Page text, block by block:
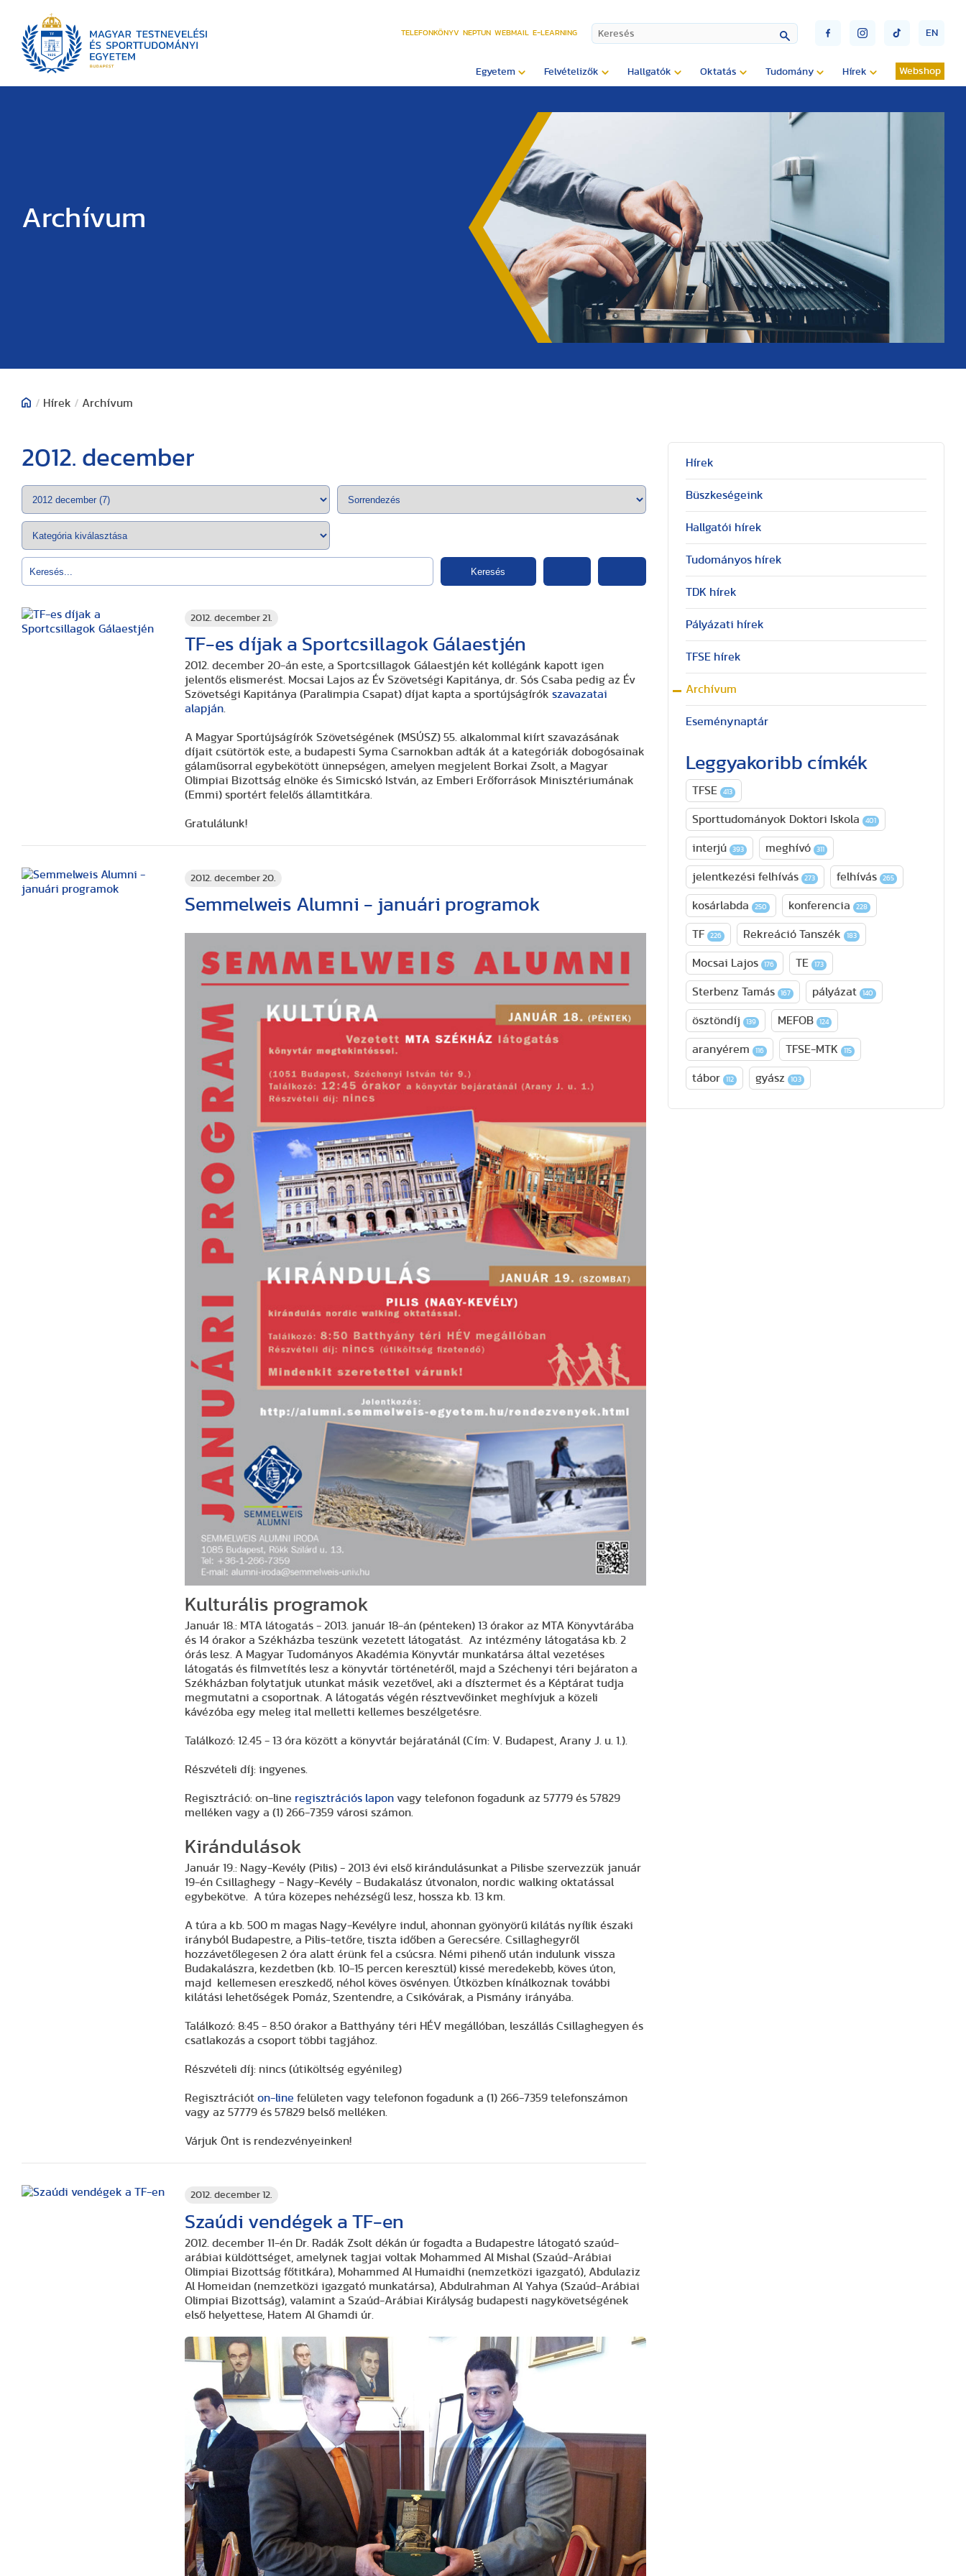
TELEFONKÖNYV NEPTUN WEBMAIL E-LEARNING EN
Egyetem Felvételizők Hallgatók Oktatás Tudomány Hírek Webshop
Archívum
/ Hírek / Archívum
2012. december
Keresés
2012. december 21.
TF-es díjak a Sportcsillagok Gálaestjén
2012. december 20-án este, a Sportcsillagok Gálaestjén két kollégánk kapott igen
jelentős elismerést. Mocsai Lajos az Év Szövetségi Kapitánya, dr. Sós Csaba pedig az Év
Szövetségi Kapitánya (Paralimpia Csapat) díjat kapta a sportújságírókszavazatai
alapján
A Magyar Sportújságírók Szövetségének (MSÚSZ) 55. alkalommal kiírt szavazásának
díjait csütörtök este, a budapesti Syma Csarnokban adták át a kategóriák dobogósainak
gálaműsorral egybekötött ünnepségen, amelyen megjelent Borkai Zsolt, a Magyar
Olimpiai Bizottság elnöke és Simicskó István, az Emberi Erőforrások Minisztériumának
(Emmi) sportért felelős államtitkára.
Gratulálunk!
2012. december 20.
Semmelweis Alumni - januári programok
Kulturális programok
Január 18.: MTA látogatás - 2013. január 18-án (pénteken) 13 órakor az MTA Könyvtárába
és 14 órakor a Székházba teszünk vezetett látogatást. Az intézmény látogatása kb. 2
órás lesz. A Magyar Tudományos Akadémia Könyvtár munkatársa által vezetéses
látogatás és filmvetítés lesz a könyvtár történetéről, majd a Széchenyi téri bejáraton a
Székházban folytatjuk utunkat másik vezetővel, aki a dísztermet és a Képtárat tudja
megmutatni a csoportnak. A látogatás végén résztvevőinket meghívjuk a közeli
kávézóba egy meleg ital melletti kellemes beszélgetésre.
Találkozó: 12.45 - 13 óra között a könyvtár bejáratánál (Cím: V. Budapest, Arany J. u. 1.).
Részvételi díj: ingyenes.
Regisztráció: on-line regisztrációs lapon vagy telefonon fogadunk az 57779 és 57829
melléken vagy a (1) 266-7359 városi számon.
Kirándulások
Január 19.: Nagy-Kevély (Pilis) - 2013 évi első kirándulásunkat a Pilisbe szervezzük január
19-én Csillaghegy - Nagy-Kevély - Budakalász útvonalon, nordic walking oktatással
egybekötve. A túra közepes nehézségű lesz, hossza kb. 13 km.
A túra a kb. 500 m magas Nagy-Kevélyre indul, ahonnan gyönyörű kilátás nyílik északi
irányból Budapestre, a Pilis-tetőre, tiszta időben a Gerecsére. Csillaghegyről
hozzávetőlegesen 2 óra alatt érünk fel a csúcsra. Némi pihenő után indulunk vissza
Budakalászra, kezdetben (kb. 10-15 percen keresztül) kissé meredekebb, köves úton,
majd kellemesen ereszkedő, néhol köves ösvényen. Útközben kínálkoznak további
kilátási lehetőségek Pomáz, Szentendre, a Csikóvárak, a Pismány irányába.
Találkozó: 8:45 - 8:50 órakor a Batthyány téri HÉV megállóban, leszállás Csillaghegyen és
csatlakozás a csoport többi tagjához.
Részvételi díj: nincs (útiköltség egyénileg)
Regisztrációton-line felületen vagy telefonon fogadunk a (1) 266-7359 telefonszámon
vagy az 57779 és 57829 belső melléken.
Várjuk Önt is rendezvényeinken!
2012. december 12.
Szaúdi vendégek a TF-en
2012. december 11-én Dr. Radák Zsolt dékán úr fogadta a Budapestre látogató szaúd-
arábiai küldöttséget, amelynek tagjai voltak Mohammed Al Mishal (Szaúd-Arábiai
Olimpiai Bizottság főtitkára), Mohammed Al Humaidhi (nemzetközi igazgató), Abdulaziz
Al Homeidan (nemzetközi igazgató munkatársa), Abdulrahman Al Yahya (Szaúd-Arábiai
Olimpiai Bizottság), valamint a Szaúd-Arábiai Királyság budapesti nagykövetségének
első helyettese, Hatem Al Ghamdi úr.
Hírek
Büszkeségeink
Hallgatói hírek
Tudományos hírek
TDK hírek
Pályázati hírek
TFSE hírek
Archívum
Eseménynaptár
Leggyakoribb címkék
TFSE 413
Sporttudományok Doktori Iskola 401
interjú 393 meghívó 311
jelentkezési felhívás 273 felhívás 265
kosárlabda 250 konferencia 228
TF 226 Rekreáció Tanszék 183
Mocsai Lajos 176 TE 173
Sterbenz Tamás 167 pályázat 140
ösztöndíj 139 MEFOB 124
aranyérem 116 TFSE-MTK 115
tábor 112 gyász 103